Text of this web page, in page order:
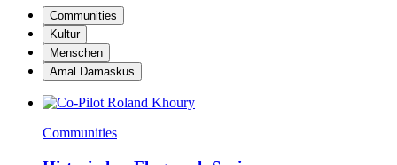
Communities
Kultur
Menschen
Amal Damaskus
Communities